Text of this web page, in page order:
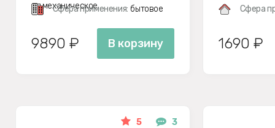
эл.механическое
Сфера применения: бытовое
9890 ₽ В корзину
Сфера
1690 ₽
5 3